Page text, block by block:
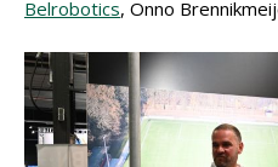
Belrobotics, Onno